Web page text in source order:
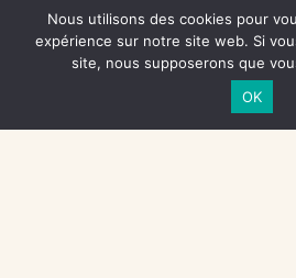
EN ATTENDANT NADEAU
Nous utilisons des cookies pour
expérience sur notre site web. Si
site, nous supposerons que
OK